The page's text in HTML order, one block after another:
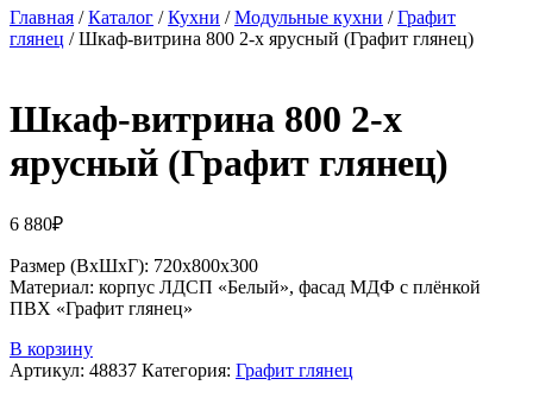
Главная /Каталог /Кухни /Модульные кухни /Графит
глянец / Шкаф-витрина 800 2-х ярусный (Графит глянец)
Шкаф-витрина 800 2-х
ярусный (Графит глянец)
6 880₽
Размер (ВхШхГ): 720х800х300
Материал: корпус ЛДСП «Белый», фасад МДФ с плёнкой
ПВХ «Графит глянец»
В корзину
Артикул: 48837 Категория: Графит глянец